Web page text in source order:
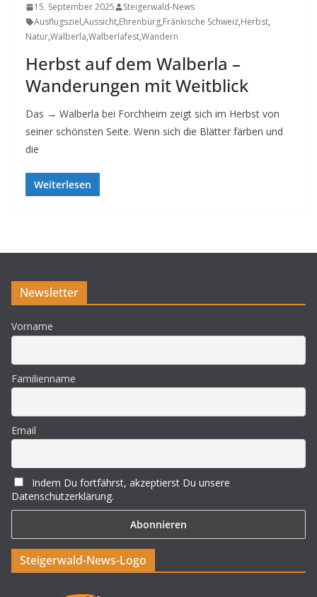
15. September 2025
Steigerwald-News
Ausflugsziel,Aussicht,Ehrenbürg,Fränkische Schweiz,Herbst,
Natur,Walberla,Walberlafest,Wandern
Herbst auf dem Walberla –
Wanderungen mit Weitblick
Das → Walberla bei Forchheim zeigt sich im Herbst von
seiner schönsten Seite. Wenn sich die Blätter färben und
die
Weiterlesen
Newsletter
Vorname
Familienname
Email
Indem Du fortfährst, akzeptierst Du unsere
Datenschutzerklärung.
Steigerwald-News-Logo